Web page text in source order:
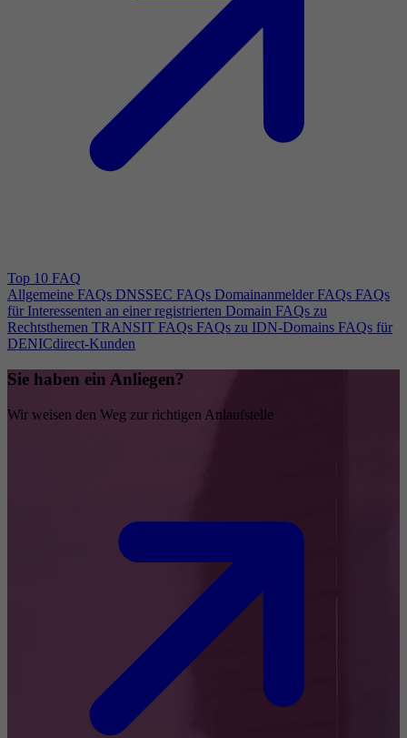
Top 10 FAQ
Allgemeine FAQs DNSSEC FAQs Domainanmelder FAQs FAQs
für Interessenten an einer registrierten Domain FAQs zu
Rechtsthemen TRANSIT FAQs FAQs zu IDN-Domains FAQs für
DENICdirect-Kunden
Sie haben ein Anliegen?
Wir weisen den Weg zur richtigen Anlaufstelle